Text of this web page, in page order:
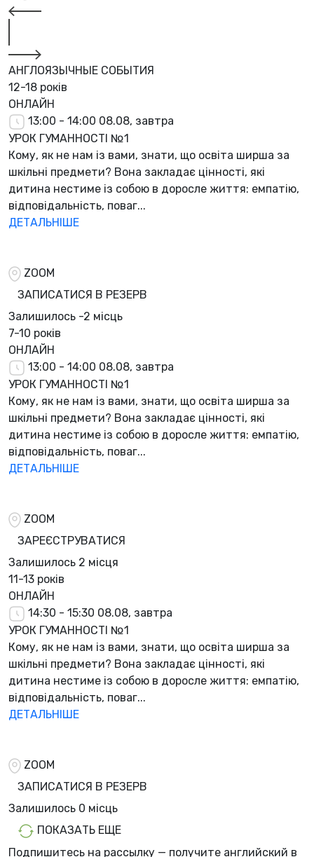
АНГЛОЯЗЫЧНЫЕ СОБЫТИЯ
12-18 років
ОНЛАЙН
13:00 - 14:00 08.08, завтра
УРОК ГУМАННОСТІ №1
Кому, як не нам із вами, знати, що освіта ширша за
шкільні предмети? Вона закладає цінності, які
дитина нестиме із собою в доросле життя: емпатію,
відповідальність, поваг...
ДЕТАЛЬНІШЕ
ZOOM
ЗАПИСАТИСЯ В РЕЗЕРВ
Залишилось -2 місць
7-10 років
ОНЛАЙН
13:00 - 14:00 08.08, завтра
УРОК ГУМАННОСТІ №1
Кому, як не нам із вами, знати, що освіта ширша за
шкільні предмети? Вона закладає цінності, які
дитина нестиме із собою в доросле життя: емпатію,
відповідальність, поваг...
ДЕТАЛЬНІШЕ
ZOOM
ЗАРЕЄСТРУВАТИСЯ
Залишилось 2 місця
11-13 років
ОНЛАЙН
14:30 - 15:30 08.08, завтра
УРОК ГУМАННОСТІ №1
Кому, як не нам із вами, знати, що освіта ширша за
шкільні предмети? Вона закладає цінності, які
дитина нестиме із собою в доросле життя: емпатію,
відповідальність, поваг...
ДЕТАЛЬНІШЕ
ZOOM
ЗАПИСАТИСЯ В РЕЗЕРВ
Залишилось 0 місць
ПОКАЗАТЬ ЕЩЕ
Подпишитесь на рассылку — получите английский в